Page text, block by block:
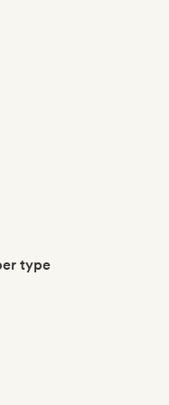
type